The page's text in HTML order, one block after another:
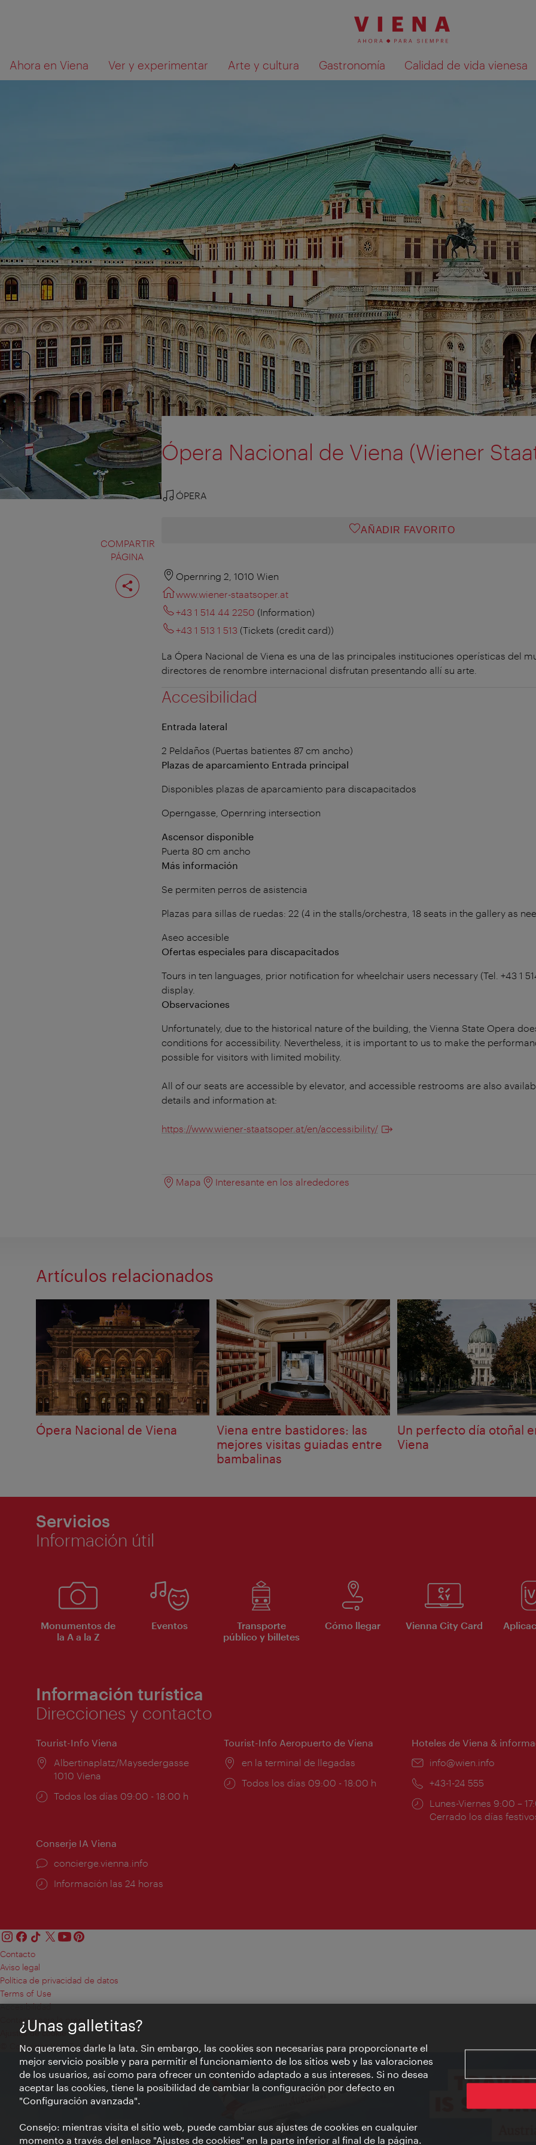
la
navegación
contenido
Ahora en Viena Ver y experimentar Arte y cultura Gastronomía Calidad de vida vienesa
Qué
está
buscando?
COMPARTIR
PÁGINA
Compartir
página
Ópera Nacional de Viena (Wiener
ÓPERA
AÑADIR FAVORITO
Opernring 2, 1010 Wien
www.wiener-staatsoper.at
+43 1 514 44 2250 (Information)
+43 1 513 1 513 (Tickets (credit card))
La Ópera Nacional de Viena es una de las principales instituciones operísticas del
directores de renombre internacional disfrutan presentando allí su arte.
Accesibilidad
Entrada lateral
2 Peldaños (Puertas batientes 87 cm ancho)
Plazas de aparcamiento Entrada principal
Disponibles plazas de aparcamiento para discapacitados
Operngasse, Opernring intersection
Ascensor disponible
Puerta 80 cm ancho
Más información
Se permiten perros de asistencia
Plazas para sillas de ruedas: 22 (4 in the stalls/orchestra, 18 seats in the gallery as
Aseo accesible
Ofertas especiales para discapacitados
Tours in ten languages, prior notification for wheelchair users necessary (Tel. +43 1
display.
Observaciones
Unfortunately, due to the historical nature of the building, the Vienna State Opera
conditions for accessibility. Nevertheless, it is important to us to make the
possible for visitors with limited mobility.
All of our seats are accessible by elevator, and accessible restrooms are also
details and information at:
https://www.wiener-staatsoper.at/en/accessibility/
Mapa Interesante en los alrededores
Artículos relacionados
Ópera Nacional de Viena
Viena entre bastidores: las
mejores visitas guiadas entre
bambalinas
Un perfecto día otoñal
Viena
Servicios
Información útil
Monumentos de
la A a la Z
Eventos
Transporte
público y billetes
Cómo llegar Vienna City Card
Información turística
Direcciones y contacto
Tourist-Info Viena
Lugar:
Albertinaplatz/Maysedergasse
1010 Viena
Horarios
Todos los días 09:00 - 18:00 h
Tourist-Info Aeropuerto de Viena
Lugar:
en la terminal de llegadas
Horarios
Todos los días 09:00 - 18:00 h
Hoteles de Viena &
e-
info@wien.info
Teléfono:
+43-1-24 555
Horarios
de
Lunes-Viernes 9:00 –
Cerrado los días
Conserje IA Viena
concierge.vienna.info
Información las 24 horas
Contacto
Aviso legal
Política de privacidad de datos
Terms of Use
Accesibilidad
Contacto para la prensa
Ajustes de cookie
© Copyright WienTourismus
¿Unas galletitas?
No queremos darle la lata. Sin embargo, las cookies son necesarias para proporcionarte el
mejor servicio posible y para permitir el funcionamiento de los sitios web y las valoraciones
de los usuarios, así como para ofrecer un contenido adaptado a sus intereses. Si no desea
aceptar las cookies, tiene la posibilidad de cambiar la configuración por defecto en
"Configuración avanzada".
Consejo: mientras visita el sitio web, puede cambiar sus ajustes de cookies en cualquier
momento a través del enlace "Ajustes de cookies" en la parte inferior al final de la página.